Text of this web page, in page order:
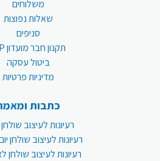
משלוחים
שאלות נפוצות
סניפים
תקנון חבר מועדון VIP
ביטול עסקה
מדיניות פרטיות
כתבות
רעיונות לעיצוב שולחן
רעיונות לעיצוב שולחן
רעיונות לעיצוב שולחן